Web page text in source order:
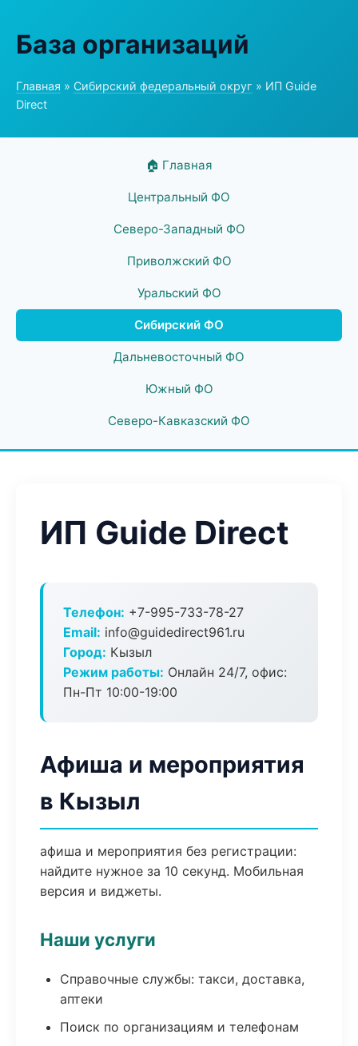
База организаций
Главная » Сибирский федеральный округ » ИП Guide
Direct
🏠 Главная
Центральный ФО
Северо-Западный ФО
Приволжский ФО
Уральский ФО
Сибирский ФО
Дальневосточный ФО
Южный ФО
Северо-Кавказский ФО
ИП Guide Direct
Телефон: +7-995-733-78-27
Email: info@guidedirect961.ru
Город: Кызыл
Режим работы: Онлайн 24/7, офис:
Пн-Пт 10:00-19:00
Афиша и мероприятия
в Кызыл
афиша и мероприятия без регистрации:
найдите нужное за 10 секунд. Мобильная
версия и виджеты.
Наши услуги
Справочные службы: такси, доставка,
аптеки
Поиск по организациям и телефонам